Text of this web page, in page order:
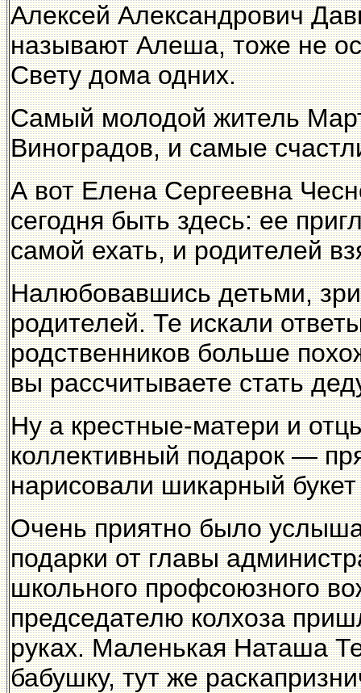
Алексей Александрович
называют Алеша, тоже не
Свету дома одних.
Самый молодой житель
Виноградов, и самые
А вот Елена Сергеевна
сегодня быть здесь: ее
самой ехать, и родителей
Налюбовавшись детьми,
родителей. Те искали
родственников больше
вы рассчитываете стать
Ну а крестные-матери и
коллективный подарок —
нарисовали шикарный букет
Очень приятно было
подарки от главы
школьного профсоюзного
председателю колхоза
руках. Маленькая Наташа
бабушку, тут же